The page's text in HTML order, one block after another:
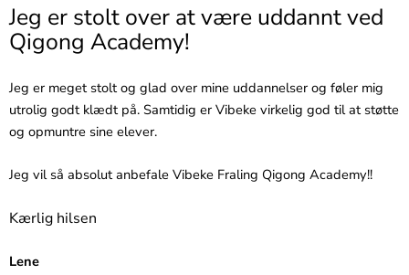
Jeg er stolt over at være uddannt ved
Qigong Academy!
Jeg er meget stolt og glad over mine uddannelser og føler mig
utrolig godt klædt på. Samtidig er Vibeke virkelig god til at støtte
og opmuntre sine elever.
Jeg vil så absolut anbefale Vibeke Fraling Qigong Academy!!
Kærlig hilsen
Lene